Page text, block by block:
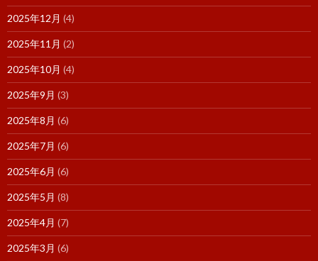
2025年12月 (4)
2025年11月 (2)
2025年10月 (4)
2025年9月 (3)
2025年8月 (6)
2025年7月 (6)
2025年6月 (6)
2025年5月 (8)
2025年4月 (7)
2025年3月 (6)